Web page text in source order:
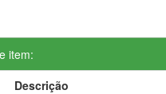
item:
Descrição